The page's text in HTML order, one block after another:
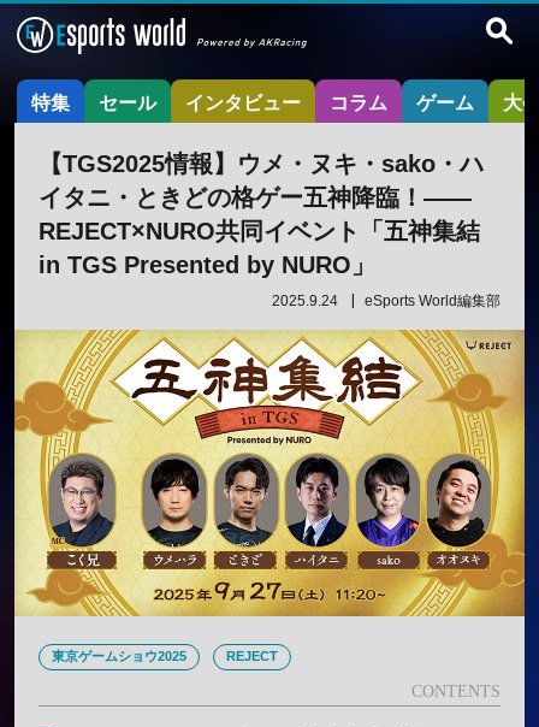
特集 セール インタビュー コラム ゲーム 大
【TGS2025情報】ウメ・ヌキ・sako・ハ
イタニ・ときどの格ゲー五神降臨！——
REJECT×NURO共同イベント「五神集結
in TGS Presented by NURO」
2025.9.24 eSports World編集部
東京ゲームショウ2025 REJECT